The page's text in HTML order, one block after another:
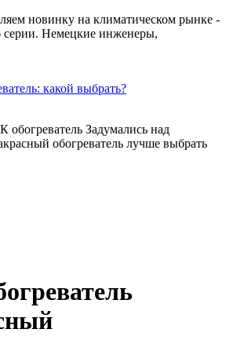
новинку на климатическом рынке -
серии. Немецкие инженеры,
какой выбрать?
Задумались над
обогреватель лучше выбрать